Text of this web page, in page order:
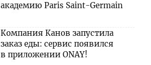
академию Paris Saint-Germain
Компания Канов запустила
заказ еды: сервис появился
в приложении ONAY!